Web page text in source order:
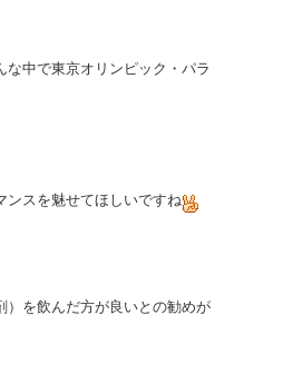
中で東京オリンピック・パラ
ンスを魅せてほしいですね
）を飲んだ方が良いとの勧めが